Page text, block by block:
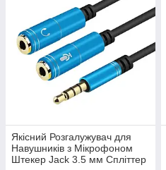
Якісний Розгалужувач для
Навушників з Мікрофоном
Штекер Jack 3.5 мм Спліттер